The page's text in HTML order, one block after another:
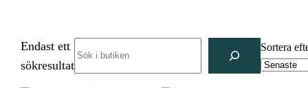
Endast ett
sökresultat
Sortera